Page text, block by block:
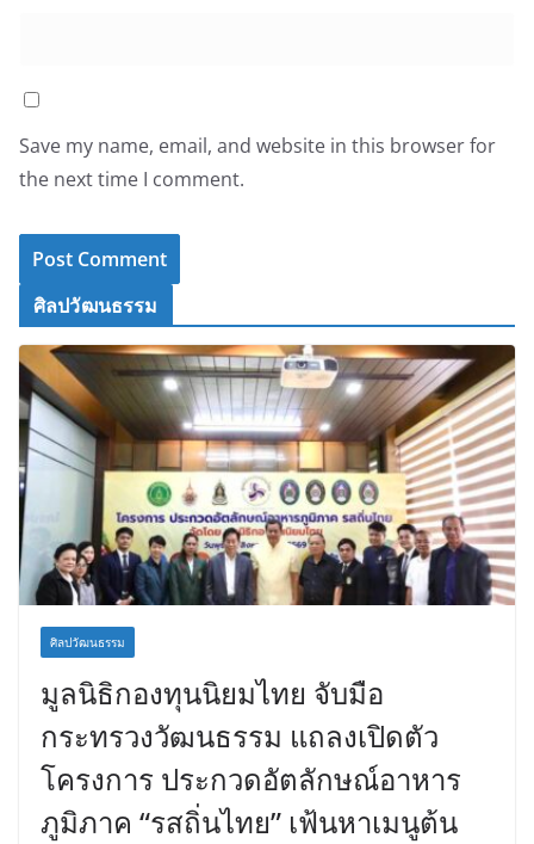
Save my name, email, and website in this browser for
the next time I comment.
ศิลปวัฒนธรรม
ศิลปวัฒนธรรม
มูลนิธิกองทุนนิยมไทย จับมือ
กระทรวงวัฒนธรรม แถลงเปิดตัว
โครงการ ประกวดอัตลักษณ์อาหาร
ภูมิภาค “รสถิ่นไทย” เฟ้นหาเมนูต้น